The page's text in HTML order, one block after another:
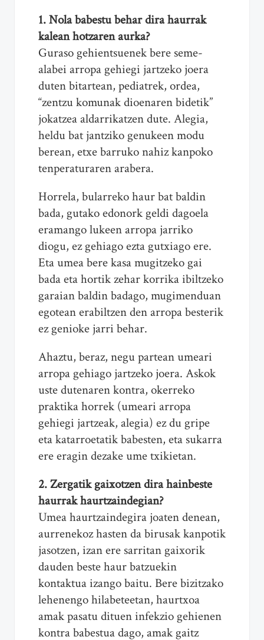
1. Nola babestu behar dira haurrak
kalean hotzaren aurka?
Guraso gehientsuenek bere seme-
alabei arropa gehiegi jartzeko joera
duten bitartean, pediatrek, ordea,
“zentzu komunak dioenaren bidetik”
jokatzea aldarrikatzen dute. Alegia,
heldu bat jantziko genukeen modu
berean, etxe barruko nahiz kanpoko
tenperaturaren arabera.
Horrela, bularreko haur bat baldin
bada, gutako edonork geldi dagoela
eramango lukeen arropa jarriko
diogu, ez gehiago ezta gutxiago ere.
Eta umea bere kasa mugitzeko gai
bada eta hortik zehar korrika ibiltzeko
garaian baldin badago, mugimenduan
egotean erabiltzen den arropa besterik
ez genioke jarri behar.
Ahaztu, beraz, negu partean umeari
arropa gehiago jartzeko joera. Askok
uste dutenaren kontra, okerreko
praktika horrek (umeari arropa
gehiegi jartzeak, alegia) ez du gripe
eta katarroetatik babesten, eta sukarra
ere eragin dezake ume txikietan.
2. Zergatik gaixotzen dira hainbeste
haurrak haurtzaindegian?
Umea haurtzaindegira joaten denean,
aurrenekoz hasten da birusak kanpotik
jasotzen, izan ere sarritan gaixorik
dauden beste haur batzuekin
kontaktua izango baitu. Bere bizitzako
lehenengo hilabeteetan, haurtxoa
amak pasatu dituen infekzio gehienen
kontra babestua dago, amak gaitz